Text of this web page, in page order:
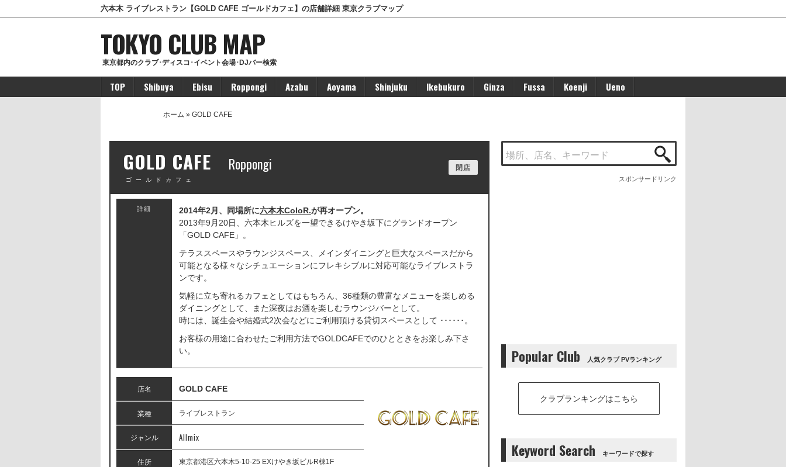
六本木 ライブレストラン【GOLD CAFE ゴールドカフェ】の店舗詳細 東京クラブマップ
東京都内のクラブ･ディスコ･イベント会場･DJバー検索
TOKYO CLUB MAP
TOP Shibuya Ebisu Roppongi Azabu Aoyama Shinjuku Ikebukuro Ginza Fussa Koenji
Ueno
ホーム » GOLD CAFE
GOLD CAFE Roppongi
ゴールドカフェ
閉店
詳細 2014年2月、同場所に六本木ColoR.が再オープン。
2013年9月20日、六本木ヒルズを一望できるけやき坂下にグランドオープン
「GOLD CAFE」。
テラススペースやラウンジスペース、メインダイニングと巨大なスペースだから
可能となる様々なシチュエーションにフレキシブルに対応可能なライブレストラ
ンです。
気軽に立ち寄れるカフェとしてはもちろん、36種類の豊富なメニューを楽しめる
ダイニングとして、また深夜はお酒を楽しむラウンジバーとして。
時には、誕生会や結婚式2次会などにご利用頂ける貸切スペースとして ･･････。
お客様の用途に合わせたご利用方法でGOLDCAFEでのひとときをお楽しみ下さ
い。
店名 GOLD CAFE
業種 ライブレストラン
ジャンル Allmix
住所 東京都港区六本木5-10-25 EXけやき坂ビルR棟1F
Popular Club 人気クラブ PVランキング
クラブランキングはこちら
Keyword Search キーワードで探す